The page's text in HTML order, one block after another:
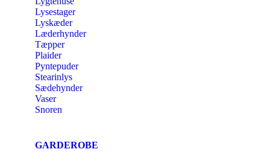
Lysestager
Lyskæder
Læderhynder
Tæpper
Plaider
Pyntepuder
Stearinlys
Sædehynder
Vaser
Snoren
GARDEROBE